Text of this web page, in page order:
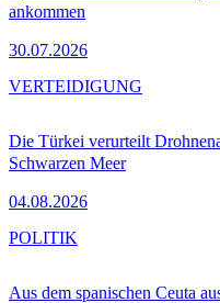
ankommen
30.07.2026
Die Türkei verurteilt
Schwarzen Meer
04.08.2026
VERTEIDIGUNG
Aus dem spanischen Ceuta
POLITIK